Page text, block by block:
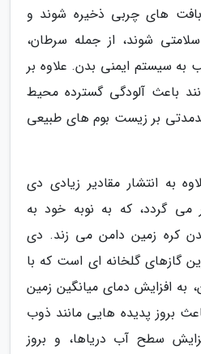
های چربی ذخیره شوند و
شوند، از جمله سرطان،
به سیستم ایمنی بدن. علاوه بر
باعث آلودگی گسترده محیط
بر زیست بوم های طبیعی
به انتشار مقادیر زیادی دی
گردد، که به نوبه خود به
کره زمین دامن می زند. دی
گازهای گلخانه ای است که با
افزایش دمای میانگین زمین
بروز پدیده هایی مانند ذوب
سطح آب دریاها، و بروز